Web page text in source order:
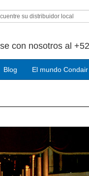
su distribuidor local
con nosotros al
Blog El mundo Condair